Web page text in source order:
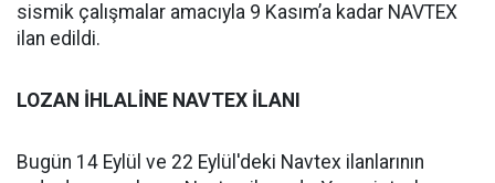
sismik çalışmalar amacıyla 9 Kasım’a kadar NAVTEX
ilan edildi.
LOZAN İHLALİNE NAVTEX İLANI
Bugün 14 Eylül ve 22 Eylül'deki Navtex ilanlarının